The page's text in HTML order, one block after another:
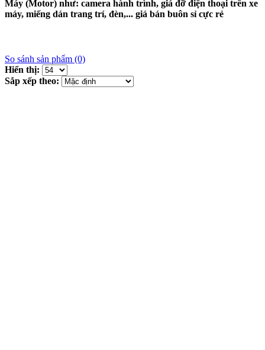
Máy (Motor) như: camera hành trình, giá đỡ điện thoại trên xe
máy, miếng dán trang trí, đèn,... giá bán buôn sỉ cực rẻ
So sánh sản phẩm (0)
Hiển thị:
Sắp xếp theo: